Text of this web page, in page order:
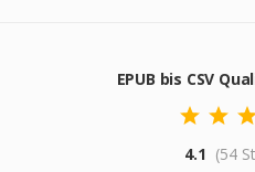
EPUB bis CSV
4.1 (54